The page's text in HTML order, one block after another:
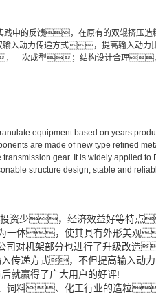
实践中的反馈，在原有的双辊
输入动力传递方式，提高输入
，一次成型；结构设计合理
equipment based on years
are made of new type refined
gear. It is widely applied
structure design, stable and
资少，经济效益好等特点
，使其具有外形美观
机架部分也进行了升级改造
传递方式，不但提高输入
赢得了广大用户的好评!
料、化工行业的造粒